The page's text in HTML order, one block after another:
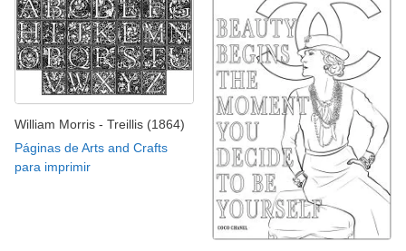
William Morris - Treillis (1864)
Páginas de Arts and Crafts
para imprimir